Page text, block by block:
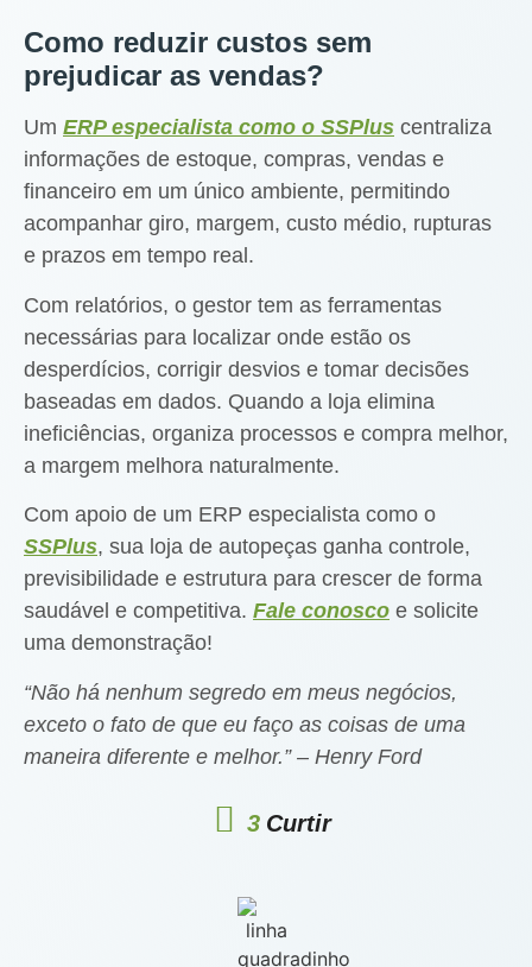
Como reduzir custos sem
prejudicar as vendas?
Um ERP especialista como o SSPlus centraliza
informações de estoque, compras, vendas e
financeiro em um único ambiente, permitindo
acompanhar giro, margem, custo médio, rupturas
e prazos em tempo real.
Com relatórios, o gestor tem as ferramentas
necessárias para localizar onde estão os
desperdícios, corrigir desvios e tomar decisões
baseadas em dados. Quando a loja elimina
ineficiências, organiza processos e compra melhor,
a margem melhora naturalmente.
Com apoio de um ERP especialista como o
SSPlus, sua loja de autopeças ganha controle,
previsibilidade e estrutura para crescer de forma
saudável e competitiva. Fale conosco e solicite
uma demonstração!
“Não há nenhum segredo em meus negócios,
exceto o fato de que eu faço as coisas de uma
maneira diferente e melhor.” – Henry Ford
3 Curtir